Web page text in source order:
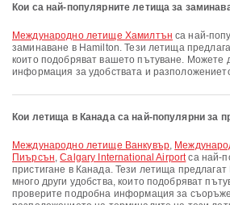
Кои са най-популярните летища за
Международно летище Хамилтън са най-
заминаване в Hamilton. Тези летища
които подобряват вашето пътуване. Можете
информация за удобствата и
Кои летища в Канада са най-популярни за
Международно летище Ванкувър,
Пиърсън,Calgary International Airportса най-
пристигане в Канада. Тези летища
много други удобства, които подобряват
проверите подробна информация за